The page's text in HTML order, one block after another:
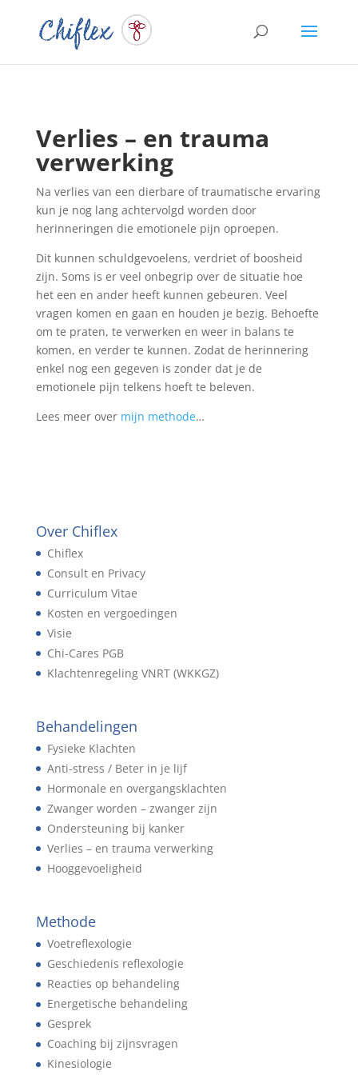
Verlies – en trauma
verwerking
Na verlies van een dierbare of traumatische ervaring
kun je nog lang achtervolgd worden door
herinneringen die emotionele pijn oproepen.
Dit kunnen schuldgevoelens, verdriet of boosheid
zijn. Soms is er veel onbegrip over de situatie hoe
het een en ander heeft kunnen gebeuren. Veel
vragen komen en gaan en houden je bezig. Behoefte
om te praten, te verwerken en weer in balans te
komen, en verder te kunnen. Zodat de herinnering
enkel nog een gegeven is zonder dat je de
emotionele pijn telkens hoeft te beleven.
Lees meer over mijn methode…
Over Chiflex
Chiflex
Consult en Privacy
Curriculum Vitae
Kosten en vergoedingen
Visie
Chi-Cares PGB
Klachtenregeling VNRT (WKKGZ)
Behandelingen
Fysieke Klachten
Anti-stress / Beter in je lijf
Hormonale en overgangsklachten
Zwanger worden – zwanger zijn
Ondersteuning bij kanker
Verlies – en trauma verwerking
Hooggevoeligheid
Methode
Voetreflexologie
Geschiedenis reflexologie
Reacties op behandeling
Energetische behandeling
Gesprek
Coaching bij zijnsvragen
Kinesiologie